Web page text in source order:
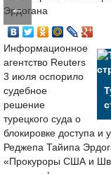
←
Информационное
агентство Reuters
3 июля оспорило
судебное
решение
турецкого суда о
блокировке доступа и
Реджепа Тайипа
«Прокуроры США и